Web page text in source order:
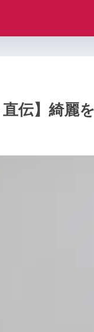
伝】綺麗